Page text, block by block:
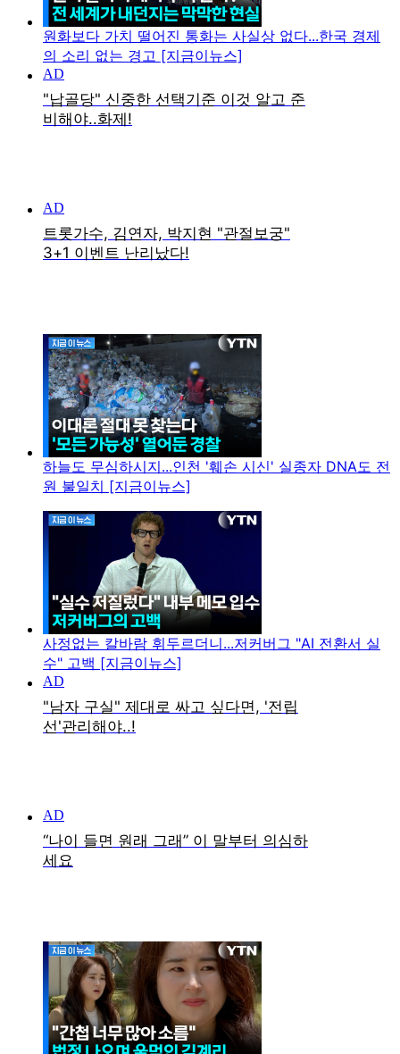
원화보다 가치 떨어진 통화는 사실상 없다...한국 경제
의 소리 없는 경고 [지금이뉴스]
하늘도 무심하시지...인천 '훼손 시신' 실종자 DNA도 전
원 불일치 [지금이뉴스]
사정없는 칼바람 휘두르더니...저커버그 "AI 전환서 실
수" 고백 [지금이뉴스]